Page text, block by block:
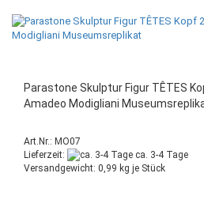
Parastone Skulptur Figur TÊTES
Amadeo Modigliani
Art.Nr.: MO07
Lieferzeit:
ca. 3-4 Tage
Versandgewicht: 0,99 kg je Stück